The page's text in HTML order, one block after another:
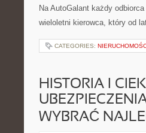
Na AutoGalant każdy
wieloletni kierowca, który od
CATEGORIES:
HISTORIA I
WYBRAĆ